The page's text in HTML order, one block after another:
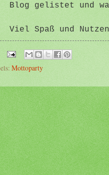
Blog gelistet und
Viel Spaß und
Mottoparty